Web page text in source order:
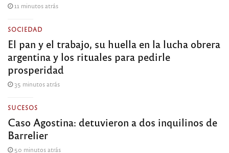
11 minutos atrás
SOCIEDAD
El pan y el trabajo, su huella en la lucha obrera
argentina y los rituales para pedirle
prosperidad
35 minutos atrás
SUCESOS
Caso Agostina: detuvieron a dos inquilinos de
Barrelier
50 minutos atrás